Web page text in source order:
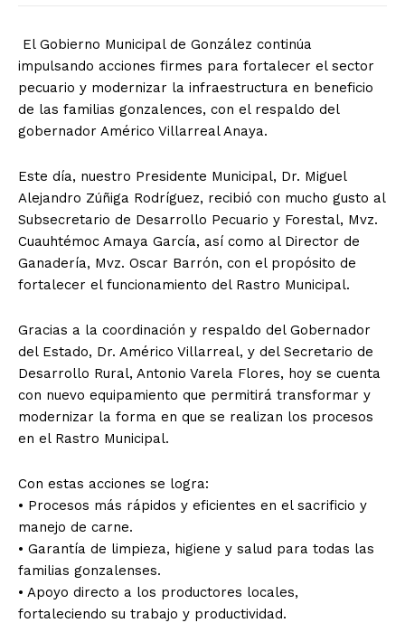
El Gobierno Municipal de González continúa
impulsando acciones firmes para fortalecer el sector
pecuario y modernizar la infraestructura en beneficio
de las familias gonzalences, con el respaldo del
gobernador Américo Villarreal Anaya.
Este día, nuestro Presidente Municipal, Dr. Miguel
Alejandro Zúñiga Rodríguez, recibió con mucho gusto al
Subsecretario de Desarrollo Pecuario y Forestal, Mvz.
Cuauhtémoc Amaya García, así como al Director de
Ganadería, Mvz. Oscar Barrón, con el propósito de
fortalecer el funcionamiento del Rastro Municipal.
Gracias a la coordinación y respaldo del Gobernador
del Estado, Dr. Américo Villarreal, y del Secretario de
Desarrollo Rural, Antonio Varela Flores, hoy se cuenta
con nuevo equipamiento que permitirá transformar y
modernizar la forma en que se realizan los procesos
en el Rastro Municipal.
Con estas acciones se logra:
• Procesos más rápidos y eficientes en el sacrificio y
manejo de carne.
• Garantía de limpieza, higiene y salud para todas las
familias gonzalenses.
• Apoyo directo a los productores locales,
fortaleciendo su trabajo y productividad.